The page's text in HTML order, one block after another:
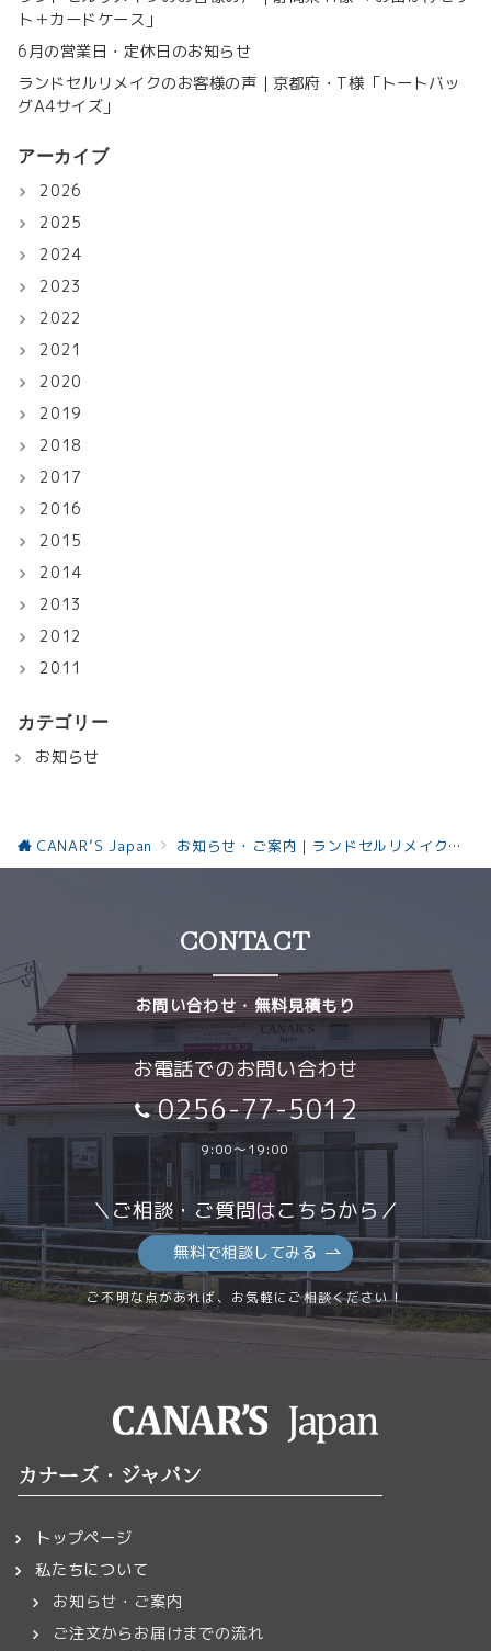
ト＋カードケース」
6月の営業日・定休日のお知らせ
ランドセルリメイクのお客様の声｜京都府・T様「トートバッ
グA4サイズ」
アーカイブ
2026
2025
2024
2023
2022
2021
2020
2019
2018
2017
2016
2015
2014
2013
2012
2011
カテゴリー
お知らせ
CANAR’S Japan お知らせ・ご案内｜ランドセルリメイクと革製品の最新情報お知らせ
CONTACT
お問い合わせ・無料見積もり
お電話でのお問い合わせ
0256-77-5012
9:00～19:00
＼ご相談・ご質問はこちらから／
無料で相談してみる
ご不明な点があれば、お気軽にご相談ください！
カナーズ・ジャパン
トップページ
私たちについて
お知らせ・ご案内
ご注文からお届けまでの流れ